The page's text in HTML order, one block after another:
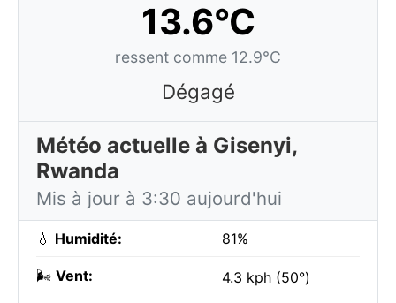
13.6°C
ressent comme 12.9°C
Dégagé
Météo actuelle à Gisenyi,
Rwanda
Mis à jour à 3:30 aujourd'hui
💧 Humidité: 81%
🌬️ Vent: 4.3 kph (50°)